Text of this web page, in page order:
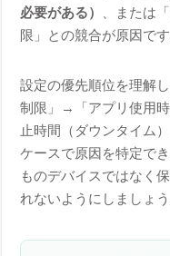
必要がある） 、または
限」との競合が原因です
設定の優先順位を理解
制限」→「アプリ使用
止時間（ダウンタイム
ケースで原因を特定で
ものデバイスではなく
れないようにしましょう